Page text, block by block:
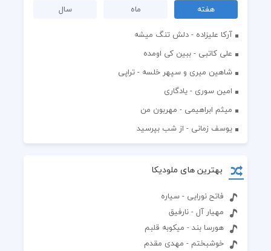
هفته ماه
سال
آرکا علیزاده - دلش تنگ میشه
علی کاتبی - ببین کی اومده
شاهین میری و سپهر خلسه - تراپی
امین سوری - یادگاری
میثم ابراهیمی - مهربون من
یوسف زمانی - از شب بپرسید
بهترین های ملودیکا
فاتح نورایی - سیاره
مهیار آل - نارفیق
هورسا بند - میکوبه قلبم
خوشبختم - مهدی مقدم